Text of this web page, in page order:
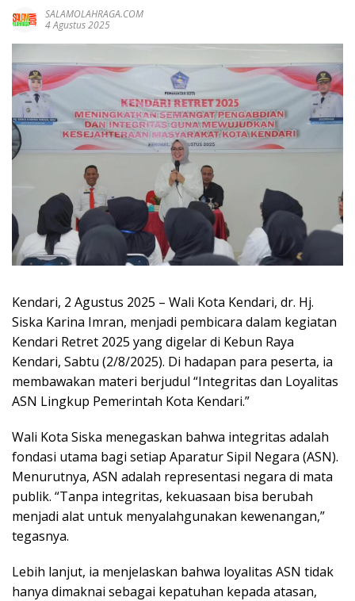
SALAMOLAHRAGA.COM
4 Agustus 2025
Kendari, 2 Agustus 2025 – Wali Kota Kendari, dr. Hj.
Siska Karina Imran, menjadi pembicara dalam kegiatan
Kendari Retret 2025 yang digelar di Kebun Raya
Kendari, Sabtu (2/8/2025). Di hadapan para peserta, ia
membawakan materi berjudul “Integritas dan Loyalitas
ASN Lingkup Pemerintah Kota Kendari.”
Wali Kota Siska menegaskan bahwa integritas adalah
fondasi utama bagi setiap Aparatur Sipil Negara (ASN).
Menurutnya, ASN adalah representasi negara di mata
publik. “Tanpa integritas, kekuasaan bisa berubah
menjadi alat untuk menyalahgunakan kewenangan,”
tegasnya.
Lebih lanjut, ia menjelaskan bahwa loyalitas ASN tidak
hanya dimaknai sebagai kepatuhan kepada atasan,